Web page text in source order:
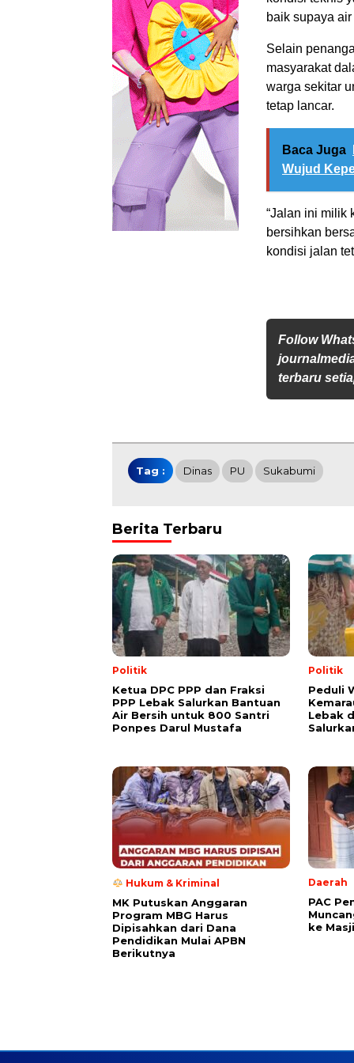
baik supaya
Selain
masyarakat
warga sekitar
tetap lancar.
Baca Juga
Wujud
“Jalan ini milik
bersihkan
kondisi jalan
Follow
terbaru
Tag : Dinas PU Sukabumi
Berita Terbaru
Politik
Ketua DPC PPP dan Fraksi
PPP Lebak Salurkan Bantuan
Air Bersih untuk 800 Santri
Ponpes Darul Mustafa
Politik
Peduli
Lebak
Hukum & Kriminal
MK Putuskan Anggaran
Program MBG Harus
Dipisahkan dari Dana
Pendidikan Mulai APBN
Berikutnya
Daerah
PAC
ke